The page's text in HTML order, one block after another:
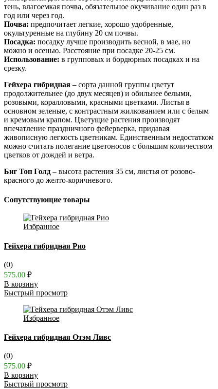
тень, влагоемкая почва, обязательное окучивание один раз в
год или через год.
Почва: предпочитает легкие, хорошо удобренные,
окультуренные на глубину 20 см почвы.
Посадка: посадку лучше производить весной, в мае, но
можно и осенью. Расстояние при посадке 20-25 см.
Использование: в групповых и бордюрных посадках и на
срезку.
Гейхера гибридная – сорта данной группы цветут
продолжительнее (до двух месяцев) и обильнее белыми,
розовыми, коралловыми, красными цветками. Листья в
основном зеленые, с контрастным жилкованием или с белым
и кремовым крапом. Цветущие растения производят
впечатление праздничного фейерверка, придавая
живописную легкость цветникам. Единственным недостатком
можно считать полегание цветоносов с большим количеством
цветков от дождей и ветра.
Биг Топ Голд – высота растения 35 см, листья от розово-
красного до желто-коричневого.
Сопутствующие товары
Избранное
Гейхера гибридная Рио
(0)
575.00 ₽
В корзину
Быстрый просмотр
Избранное
Гейхера гибридная Отэм Ливc
(0)
575.00 ₽
В корзину
Быстрый просмотр